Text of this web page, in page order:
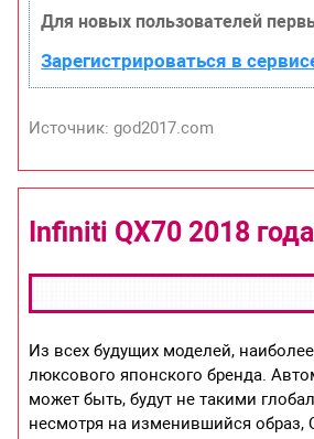
Для новых пользователей
Зарегистрироваться в
Источник: god2017.com
Infiniti QX70 2018
Из всех будущих моделей,
люксового японского бренда.
может быть, будут не такими
несмотря на изменившийся образ,